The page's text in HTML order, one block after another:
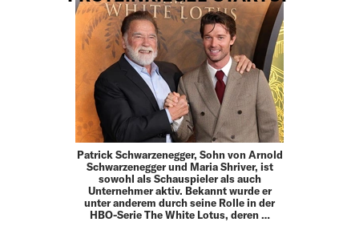
Patrick Schwarzenegger, Sohn von Arnold
Schwarzenegger und Maria Shriver, ist
sowohl als Schauspieler als auch
Unternehmer aktiv. Bekannt wurde er
unter anderem durch seine Rolle in der
HBO-Serie The White Lotus, deren …